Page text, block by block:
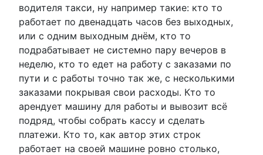
водителя такси, ну например такие: кто то
работает по двенадцать часов без выходных,
или с одним выходным днём, кто то
подрабатывает не системно пару вечеров в
неделю, кто то едет на работу с заказами по
пути и с работы точно так же, с несколькими
заказами покрывая свои расходы. Кто то
арендует машину для работы и вывозит всё
подряд, чтобы собрать кассу и сделать
платежи. Кто то, как автор этих строк
работает на своей машине ровно столько,